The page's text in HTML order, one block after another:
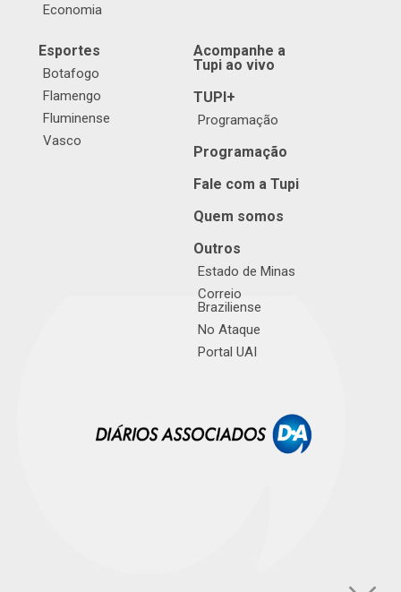
Economia
Esportes
Botafogo
Flamengo
Fluminense
Vasco
Acompanhe a
Tupi ao vivo
TUPI+
Programação
Programação
Fale com a Tupi
Quem somos
Outros
Estado de Minas
Correio
Braziliense
No Ataque
Portal UAI